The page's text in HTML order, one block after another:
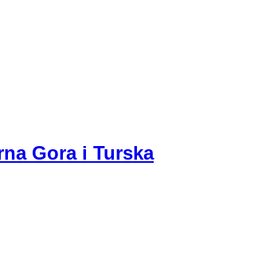
Gora i Turska